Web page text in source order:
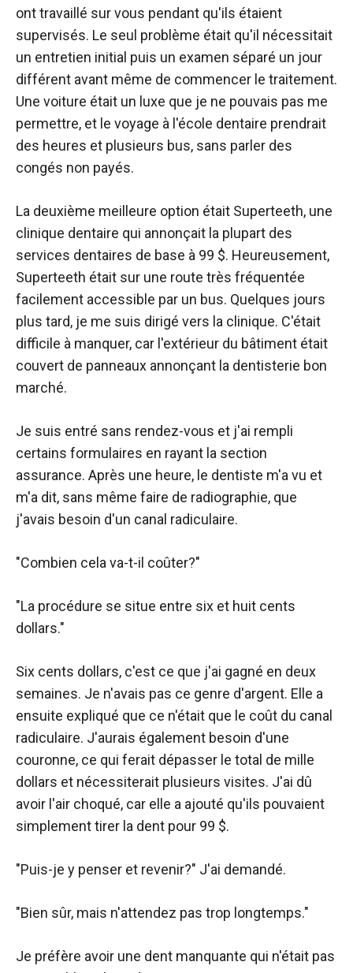
ont travaillé sur vous pendant qu'ils étaient
supervisés. Le seul problème était qu'il nécessitait
un entretien initial puis un examen séparé un jour
différent avant même de commencer le traitement.
Une voiture était un luxe que je ne pouvais pas me
permettre, et le voyage à l'école dentaire prendrait
des heures et plusieurs bus, sans parler des
congés non payés.
La deuxième meilleure option était Superteeth, une
clinique dentaire qui annonçait la plupart des
services dentaires de base à 99 $. Heureusement,
Superteeth était sur une route très fréquentée
facilement accessible par un bus. Quelques jours
plus tard, je me suis dirigé vers la clinique. C'était
difficile à manquer, car l'extérieur du bâtiment était
couvert de panneaux annonçant la dentisterie bon
marché.
Je suis entré sans rendez-vous et j'ai rempli
certains formulaires en rayant la section
assurance. Après une heure, le dentiste m'a vu et
m'a dit, sans même faire de radiographie, que
j'avais besoin d'un canal radiculaire.
"Combien cela va-t-il coûter?"
"La procédure se situe entre six et huit cents
dollars."
Six cents dollars, c'est ce que j'ai gagné en deux
semaines. Je n'avais pas ce genre d'argent. Elle a
ensuite expliqué que ce n'était que le coût du canal
radiculaire. J'aurais également besoin d'une
couronne, ce qui ferait dépasser le total de mille
dollars et nécessiterait plusieurs visites. J'ai dû
avoir l'air choqué, car elle a ajouté qu'ils pouvaient
simplement tirer la dent pour 99 $.
"Puis-je y penser et revenir?" J'ai demandé.
"Bien sûr, mais n'attendez pas trop longtemps."
Je préfère avoir une dent manquante qui n'était pas